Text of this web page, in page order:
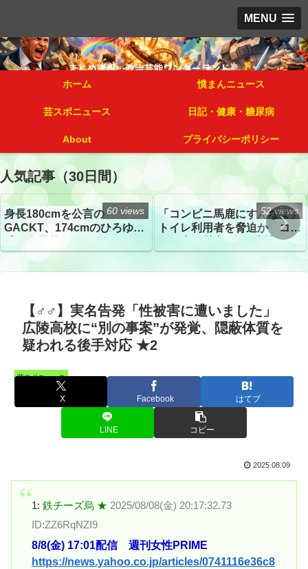
MENU
ホーム 憤まんニュース
芸スポニュース 日記・健康・糖尿病
About プライバシーポリシー
人気記事（30日間）
身長180cmを公言の
GACKT、174cmのひろゆき
トざわつき イベントでの写
真が話題
60 views
「コンビニ馬鹿にすんなよ」
トイレ利用者を脅迫か コン
52 views
【♂♂】実名告発「性被害に遭いました」
広陵高校に“別の事案”が発覚、隠蔽体質を
疑われる後手対応 ★2
芸スポニュース
X Facebook はてブ
LINE コピー
2025.08.09
1: 鉄チーズ烏 ★ 2025/08/08(金) 20:17:32.73
ID:ZZ6RqNZI9
8/8(金) 17:01配信 週刊女性PRIME
https://news.yahoo.co.jp/articles/0741116e36c8